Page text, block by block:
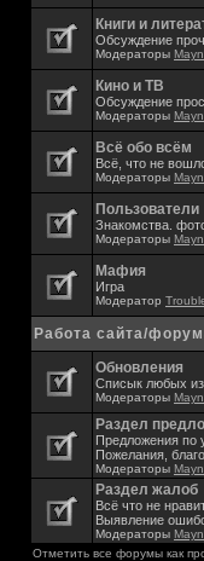
Книги и
Обсуждение
Модераторы
Кино и ТВ
Обсуждение
Модераторы
Всё обо всём
Всё, что не
Модераторы
Пользователи
Знакомства.
Модераторы
Мафия
Игра
Модератор
Работа сайта/
Обновления
Списык любых
Модераторы
Раздел
Предложения по
Пожелания,
Модераторы
Раздел жалоб
Всё что не
Выявление
Модераторы
Отметить все форумы как